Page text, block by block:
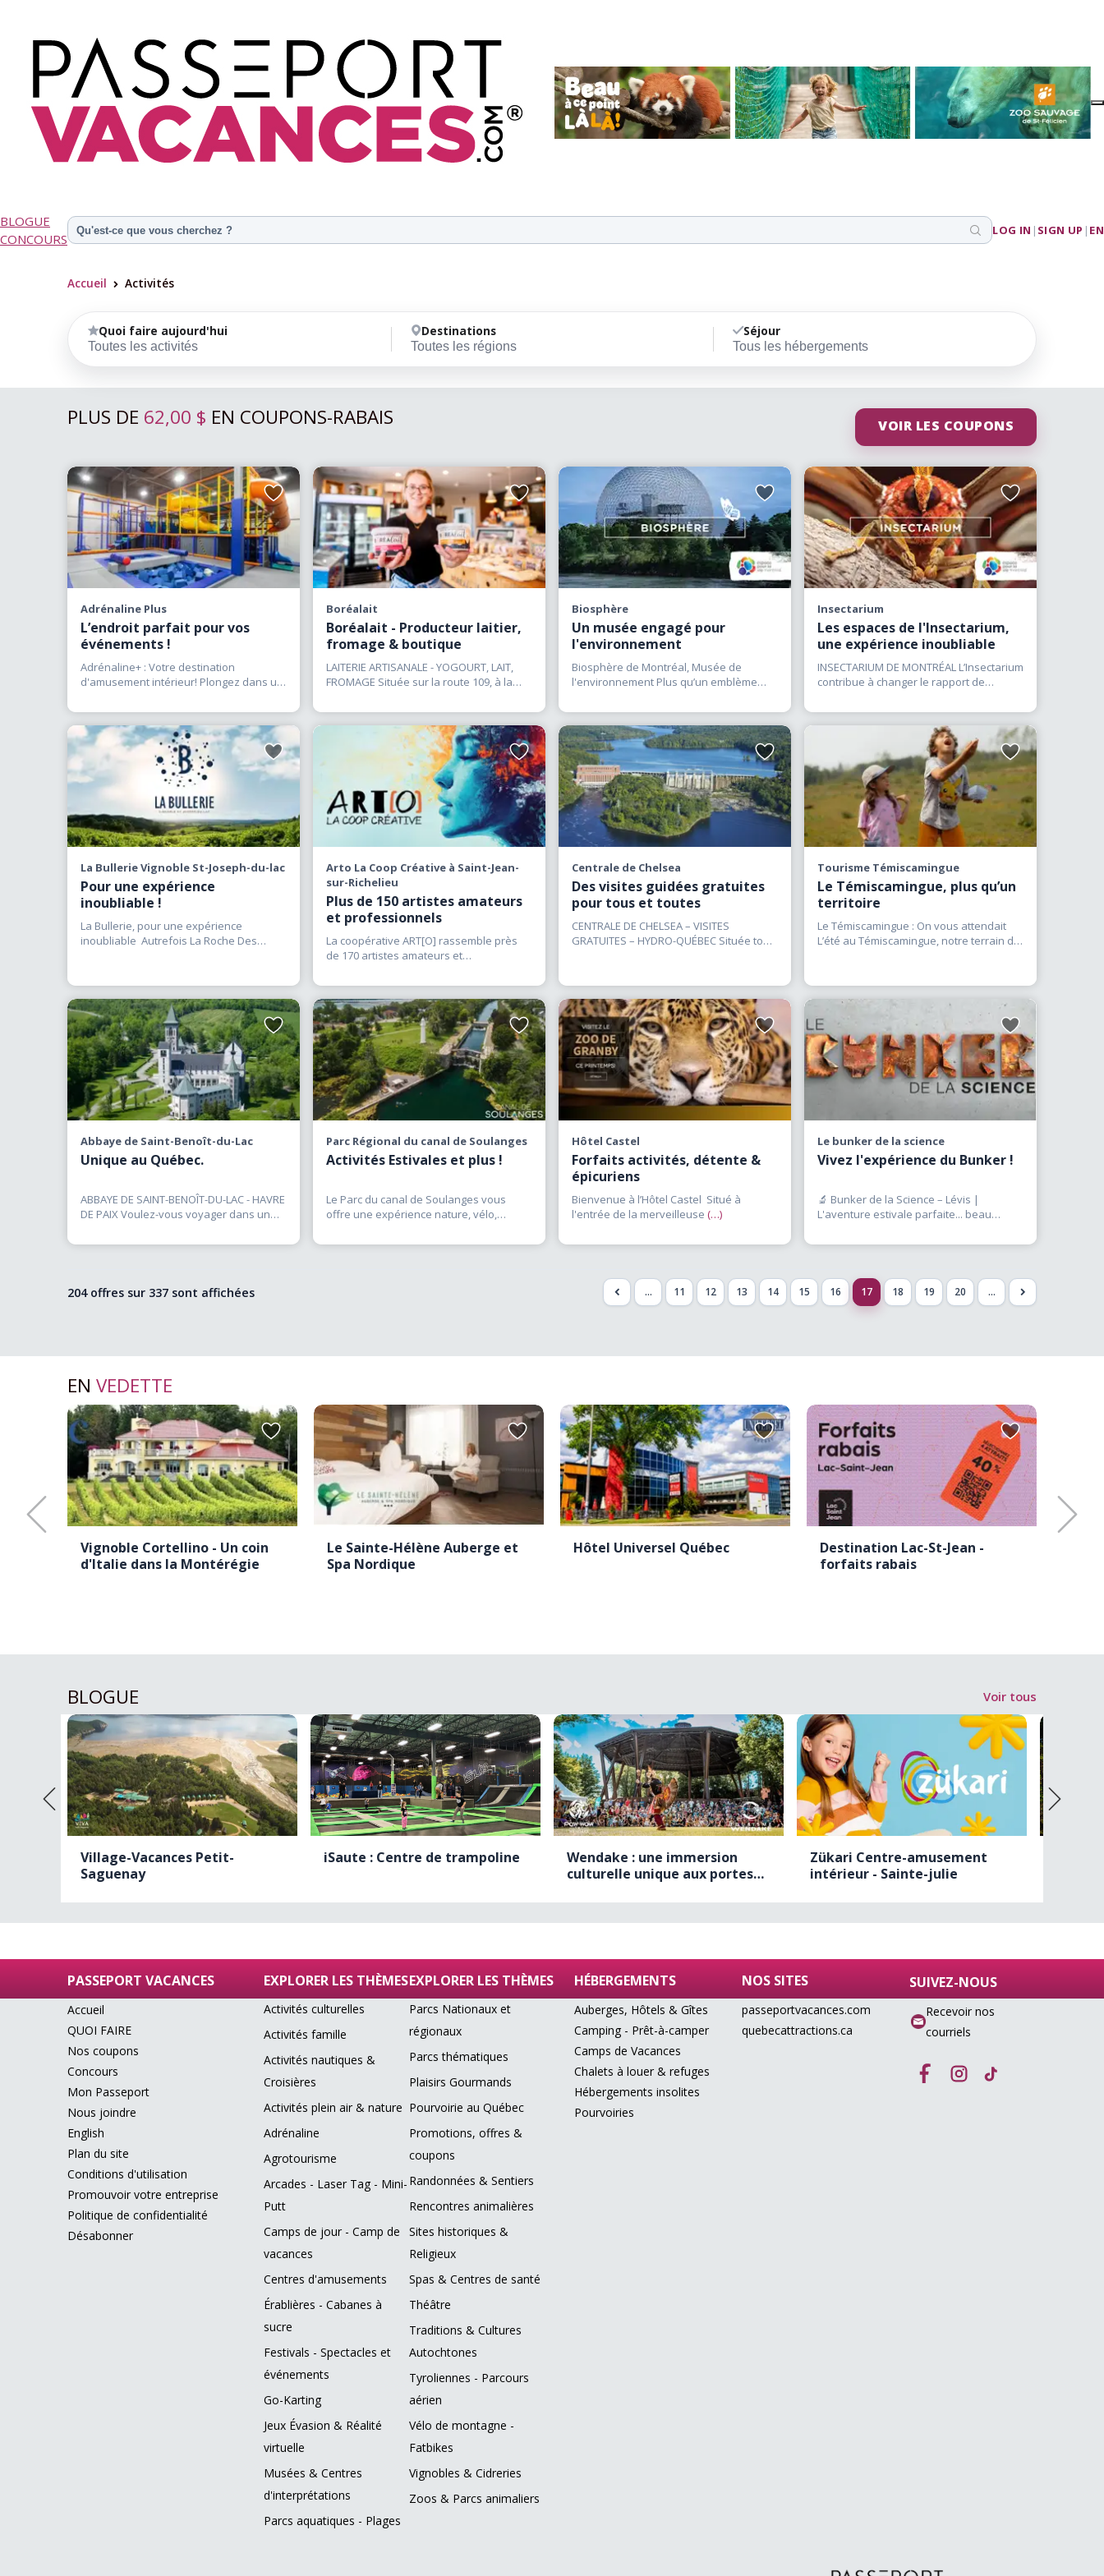
BLOGUE
CONCOURS
LOG IN | SIGN UP | EN
Accueil > Activités
Quoi faire aujourd'hui
Toutes les activités
Destinations
Toutes les régions
Séjour
Tous les hébergements
PLUS DE 62,00 $ EN COUPONS-RABAIS VOIR LES COUPONS
Ajouter
aux
favoris
Adrénaline Plus
L’endroit parfait pour vos
événements !
Adrénaline+ : Votre destination
d'amusement intérieur! Plongez dans un
Ajouter
aux
favoris
Boréalait
Boréalait - Producteur laitier,
fromage & boutique
LAITERIE ARTISANALE - YOGOURT, LAIT,
FROMAGE Située sur la route 109, à la
Ajouter
aux
favoris
Biosphère
Un musée engagé pour
l'environnement
Biosphère de Montréal, Musée de
l'environnement Plus qu’un emblème
Ajouter
aux
favoris
Insectarium
Les espaces de l'Insectarium,
une expérience inoubliable
INSECTARIUM DE MONTRÉAL L’Insectarium
contribue à changer le rapport de
Ajouter
aux
favoris
La Bullerie Vignoble St-Joseph-du-lac
Pour une expérience
inoubliable !
La Bullerie, pour une expérience
inoubliable Autrefois La Roche Des
Ajouter
aux
favoris
Arto La Coop Créative à Saint-Jean-
sur-Richelieu
Plus de 150 artistes amateurs
et professionnels
La coopérative ART[O] rassemble près
de 170 artistes amateurs et
Ajouter
aux
favoris
Centrale de Chelsea
Des visites guidées gratuites
pour tous et toutes
CENTRALE DE CHELSEA – VISITES
GRATUITES – HYDRO-QUÉBEC Située tout
Ajouter
aux
favoris
Tourisme Témiscamingue
Le Témiscamingue, plus qu’un
territoire
Le Témiscamingue : On vous attendait
L’été au Témiscamingue, notre terrain de
Ajouter
aux
favoris
Abbaye de Saint-Benoît-du-Lac
Unique au Québec.
ABBAYE DE SAINT-BENOÎT-DU-LAC - HAVRE
DE PAIX Voulez-vous voyager dans un
Ajouter
aux
favoris
Parc Régional du canal de Soulanges
Activités Estivales et plus !
Le Parc du canal de Soulanges vous
offre une expérience nature, vélo,
Ajouter
aux
favoris
Hôtel Castel
Forfaits activités, détente &
épicuriens
Bienvenue à l’Hôtel Castel Situé à
l'entrée de la merveilleuse (…)
Ajouter
aux
favoris
Le bunker de la science
Vivez l'expérience du Bunker !
🔬 Bunker de la Science – Lévis |
L'aventure estivale parfaite... beau
204 offres sur 337 sont affichées < ... 11 12 13 14 15 16 17 18 19 20 ... >
EN VEDETTE
Ajouter
aux
favoris
Vignoble Cortellino - Un coin
d'Italie dans la Montérégie
Ajouter
Le Sainte-Hélène Auberge et
Spa Nordique
Ajouter
aux
favoris
Hôtel Universel Québec
Ajouter
aux
favoris
Destination Lac-St-Jean -
forfaits rabais
BLOGUE Voir tous
Village-Vacances Petit-
Saguenay
iSaute : Centre de trampoline
Wendake : une immersion
culturelle unique aux portes
Zükari Centre-amusement
intérieur - Sainte-julie
PASSEPORT VACANCES
Accueil
QUOI FAIRE
Nos coupons
Concours
Mon Passeport
Nous joindre
English
Plan du site
Conditions d'utilisation
Promouvoir votre entreprise
Politique de confidentialité
Désabonner
EXPLORER LES THÈMES
Activités culturelles
Activités famille
Activités nautiques &
Croisières
Activités plein air & nature
Adrénaline
Agrotourisme
Arcades - Laser Tag - Mini-
Putt
Camps de jour - Camp de
vacances
Centres d'amusements
Érablières - Cabanes à
sucre
Festivals - Spectacles et
événements
Go-Karting
Jeux Évasion & Réalité
virtuelle
Musées & Centres
d'interprétations
Parcs aquatiques - Plages
EXPLORER LES THÈMES
Parcs Nationaux et
régionaux
Parcs thématiques
Plaisirs Gourmands
Pourvoirie au Québec
Promotions, offres &
coupons
Randonnées & Sentiers
Rencontres animalières
Sites historiques &
Religieux
Spas & Centres de santé
Théâtre
Traditions & Cultures
Autochtones
Tyroliennes - Parcours
aérien
Vélo de montagne -
Fatbikes
Vignobles & Cidreries
Zoos & Parcs animaliers
HÉBERGEMENTS
Auberges, Hôtels & Gîtes
Camping - Prêt-à-camper
Camps de Vacances
Chalets à louer & refuges
Hébergements insolites
Pourvoiries
NOS SITES
passeportvacances.com
quebecattractions.ca
SUIVEZ-NOUS
Recevoir nos
courriels